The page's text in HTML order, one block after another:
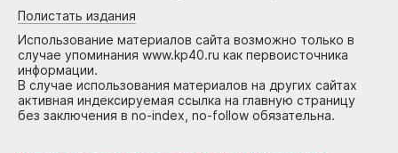
Полистать издания
Использование материалов сайта возможно только в
случае упоминания www.kp40.ru как первоисточника
информации.
В случае использования материалов на других сайтах
активная индексируемая ссылка на главную страницу
без заключения в no-index, no-follow обязательна.